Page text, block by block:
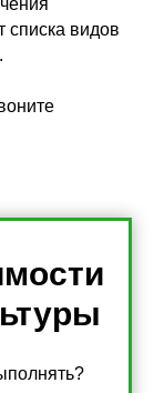
списка видов